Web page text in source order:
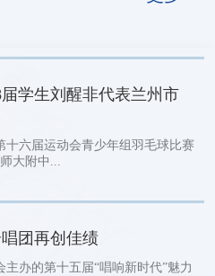
学生刘醒非代表兰州市
十六届运动会青少年组羽毛球比赛
大附中...
团再创佳绩
办的第十五届“唱响新时代”魅力